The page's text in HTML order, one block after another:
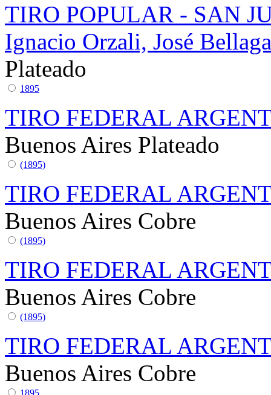
TIRO POPULAR - SAN
Ignacio Orzali, José
Plateado
1895
TIRO FEDERAL
Buenos Aires Plateado
(1895)
TIRO FEDERAL
Buenos Aires Cobre
(1895)
TIRO FEDERAL
Buenos Aires Cobre
(1895)
TIRO FEDERAL
Buenos Aires Cobre
1895